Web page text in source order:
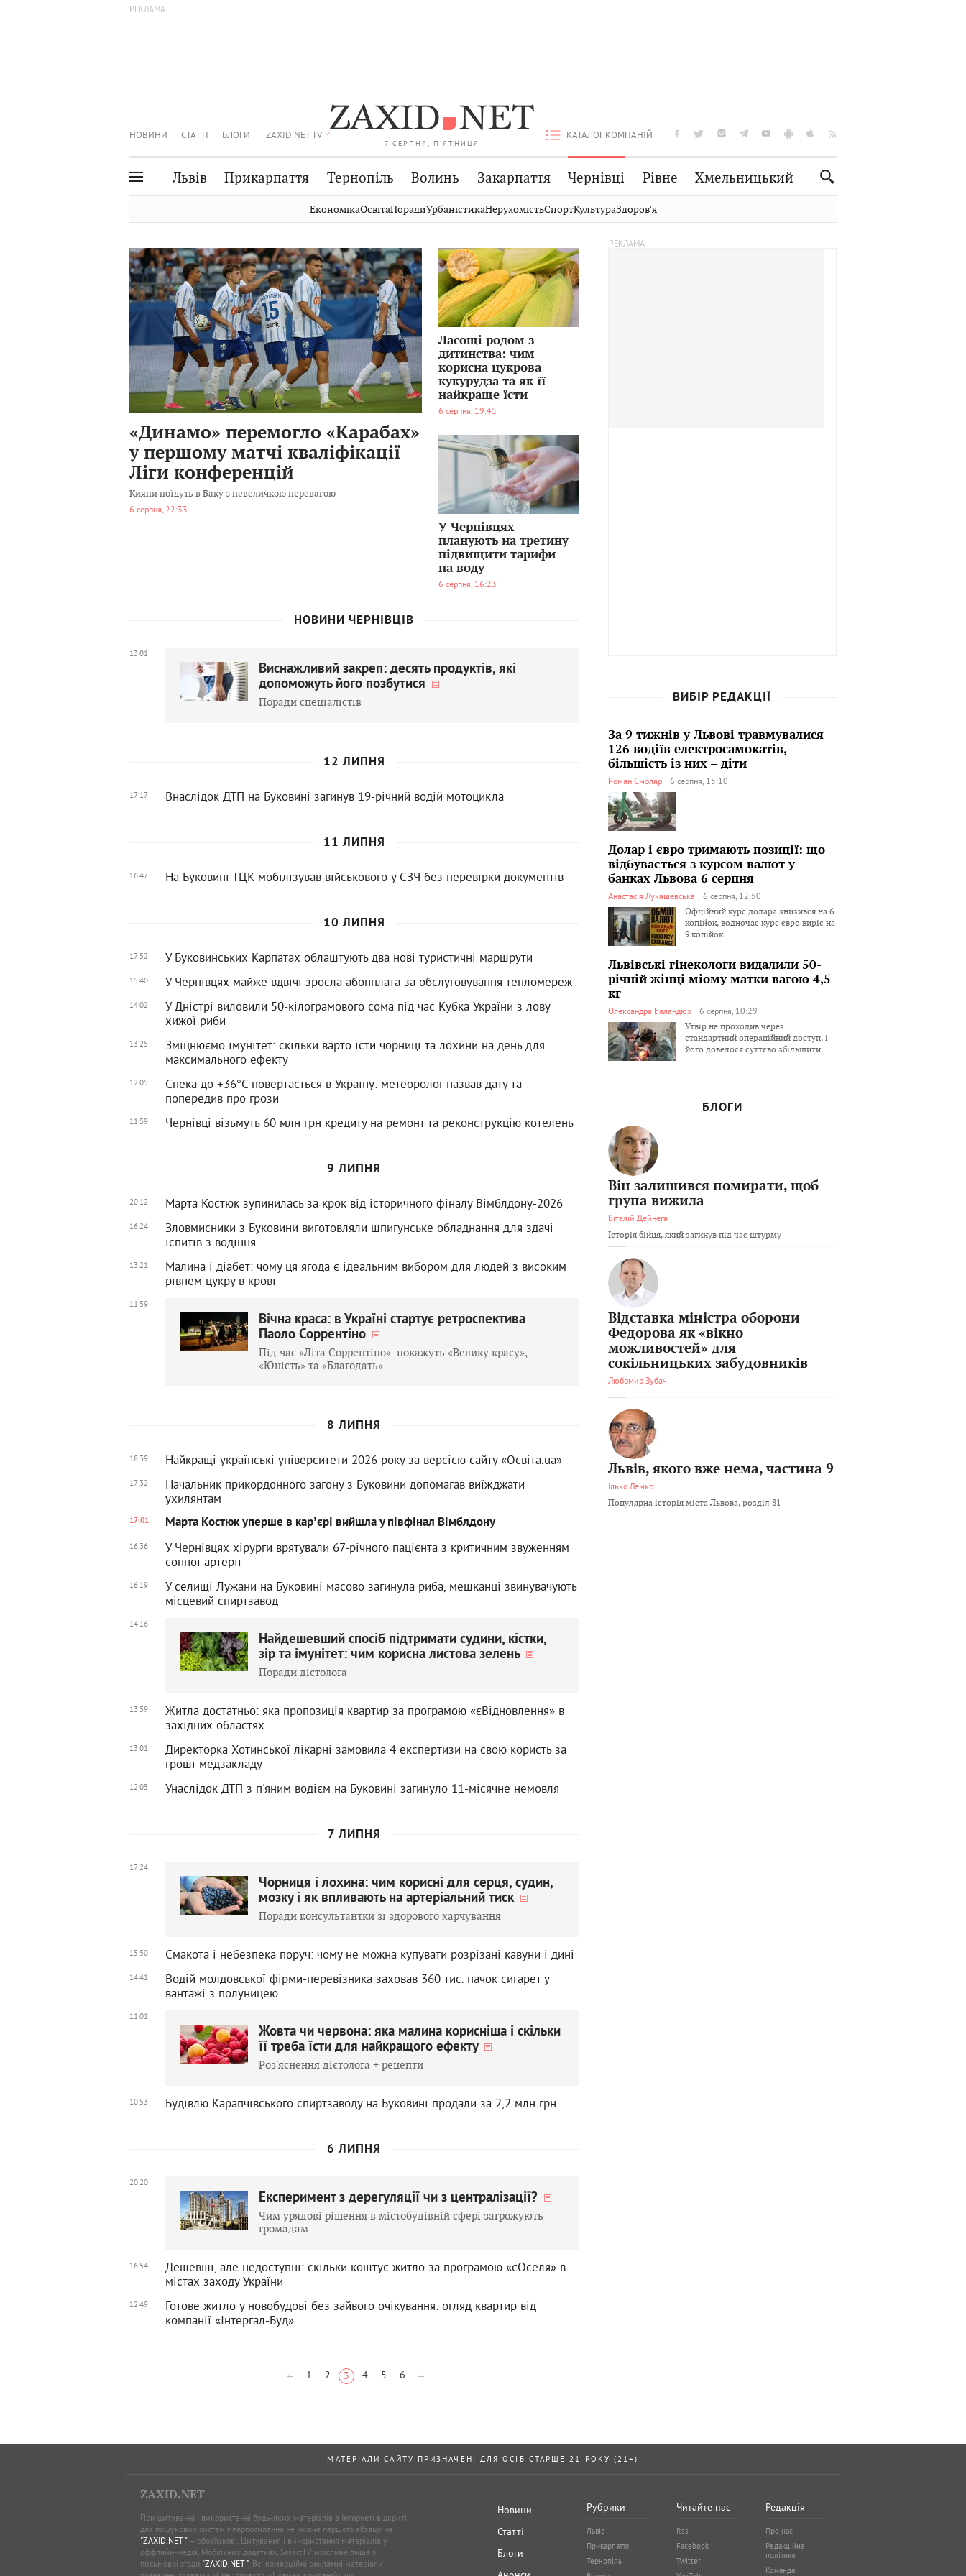
7 СЕРПНЯ, П'ЯТНИЦЯ
НОВИНИ СТАТТІ БЛОГИ ZAXID.NET TV КАТАЛОГ КОМПАНІЙ
Львів Прикарпаття Тернопіль Волинь Закарпаття Чернівці Рівне Хмельницький
Волинь
Закарпаття
Чернівці
Шептицький
Стрий
Хмельницький
Вінниця
Публікації Авто Словко
Кіно
Дім
Фото
Освіта
ЕкономікаОсвітаПорадиУрбаністикаНерухомістьСпортКультураЗдоровʼя
«Динамо» перемогло «Карабах»
у першому матчі кваліфікації
Ліги конференцій
Кияни поїдуть в Баку з невеличкою перевагою
6 серпня, 22:33
253
Ласощі родом з
дитинства: чим
корисна цукрова
кукурудза та як її
найкраще їсти
6 серпня, 19:45
У Чернівцях
планують на третину
підвищити тарифи
на воду
6 серпня, 16:23
НОВИНИ ЧЕРНІВЦІВ
13:01
Виснажливий закреп: десять продуктів, які
допоможуть його позбутися
Поради спеціалістів
12 ЛИПНЯ
17:17 Внаслідок ДТП на Буковині загинув 19-річний водій мотоцикла
11 ЛИПНЯ
16:47 На Буковині ТЦК мобілізував військового у СЗЧ без перевірки документів
10 ЛИПНЯ
17:52 У Буковинських Карпатах облаштують два нові туристичні маршрути
15:40 У Чернівцях майже вдвічі зросла абонплата за обслуговування тепломереж
14:02
У Дністрі виловили 50-кілограмового сома під час Кубка України з лову
хижої риби
13:25
Зміцнюємо імунітет: скільки варто їсти чорниці та лохини на день для
максимального ефекту
12:05
Спека до +36°С повертається в Україну: метеоролог назвав дату та
попередив про грози
11:59 Чернівці візьмуть 60 млн грн кредиту на ремонт та реконструкцію котелень
9 ЛИПНЯ
20:12 Марта Костюк зупинилась за крок від історичного фіналу Вімблдону-2026
16:24
Зловмисники з Буковини виготовляли шпигунське обладнання для здачі
іспитів з водіння
13:21
Малина і діабет: чому ця ягода є ідеальним вибором для людей з високим
рівнем цукру в крові
11:59
Вічна краса: в Україні стартує ретроспектива
Паоло Соррентіно
Під час «Літа Соррентіно» покажуть «Велику красу»,
«Юність» та «Благодать»
8 ЛИПНЯ
18:39 Найкращі українські університети 2026 року за версією сайту «Освіта.ua»
17:32
Начальник прикордонного загону з Буковини допомагав виїжджати
ухилянтам
17:01 Марта Костюк уперше в карʼєрі вийшла у півфінал Вімблдону
16:36
У Чернівцях хірурги врятували 67-річного пацієнта з критичним звуженням
сонної артерії
16:19
У селищі Лужани на Буковині масово загинула риба, мешканці звинувачують
місцевий спиртзавод
14:16
Найдешевший спосіб підтримати судини, кістки,
зір та імунітет: чим корисна листова зелень
Поради дієтолога
13:59
Житла достатньо: яка пропозиція квартир за програмою «єВідновлення» в
західних областях
13:01
Директорка Хотинської лікарні замовила 4 експертизи на свою користь за
гроші медзакладу
12:05 Унаслідок ДТП з п'яним водієм на Буковині загинуло 11-місячне немовля
7 ЛИПНЯ
17:24
Чорниця і лохина: чим корисні для серця, судин,
мозку і як впливають на артеріальний тиск
Поради консультантки зі здорового харчування
15:50 Смакота і небезпека поруч: чому не можна купувати розрізані кавуни і дині
14:41
Водій молдовської фірми-перевізника заховав 360 тис. пачок сигарет у
вантажі з полуницею
11:01
Жовта чи червона: яка малина корисніша і скільки
її треба їсти для найкращого ефекту
Роз'яснення дієтолога + рецепти
10:53 Будівлю Карапчівського спиртзаводу на Буковині продали за 2,2 млн грн
6 ЛИПНЯ
20:20
Експеримент з дерегуляції чи з централізації?
Чим урядові рішення в містобудівній сфері загрожують
громадам
16:54
Дешевші, але недоступні: скільки коштує житло за програмою «єОселя» в
містах заходу України
12:49
Готове житло у новобудові без зайвого очікування: огляд квартир від
компанії «Інтергал-Буд»
← 1 2 3 4 5 6 →
ВИБІР РЕДАКЦІЇ
За 9 тижнів у Львові травмувалися
126 водіїв електросамокатів,
більшість із них – діти
Роман Смоляр 6 серпня, 15:10
Долар і євро тримають позиції: що
відбувається з курсом валют у
банках Львова 6 серпня
Анастасія Лукашевська
6 серпня, 12:50
Офційний курс долара знизився на 6
копійок, водночас курс євро виріс на
9 копійок
Львівські гінекологи видалили 50-
річній жінці міому матки вагою 4,5
кг
Олександра Баландюх
6 серпня, 10:29
Утвір не проходив через
стандартний операційний доступ, і
його довелося суттєво збільшити
БЛОГИ
Він залишився помирати, щоб
група вижила
Віталій Дейнега
Історія бійця, який загинув під час штурму
Відставка міністра оборони
Федорова як «вікно
можливостей» для
сокільницьких забудовників
Любомир Зубач
Львів, якого вже нема, частина 9
Ілько Лемко
Популярна історія міста Львова, розділ 81
МАТЕРІАЛИ САЙТУ ПРИЗНАЧЕНІ ДЛЯ ОСІБ СТАРШЕ 21 РОКУ (21+)
ZAXID.NET
При цитуванні і використанні будь-яких матеріалів в Інтернеті відкриті
для пошукових систем гіперпосилання не нижче першого абзацу на
"ZAXID.NET "— обов’язкові. Цитування і використання матеріалів у
оффлайн-медіа, Мобільних додатках, SmartTV можливе лише з
письмової згоди "ZAXID.NET ". Всі комерційні рекламні матеріали
Новини
Статті
Блоги
Рубрики
Львів
Прикарпаття
Тернопіль
Читайте нас
Rss
Facebook
Twitter
Редакція
Про нас
Редакційна
політика
Команда